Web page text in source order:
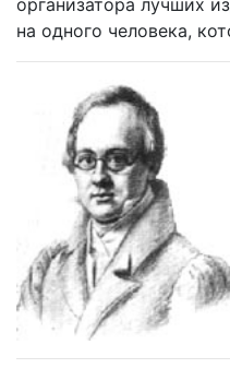
организатора лучших
на одного человека,